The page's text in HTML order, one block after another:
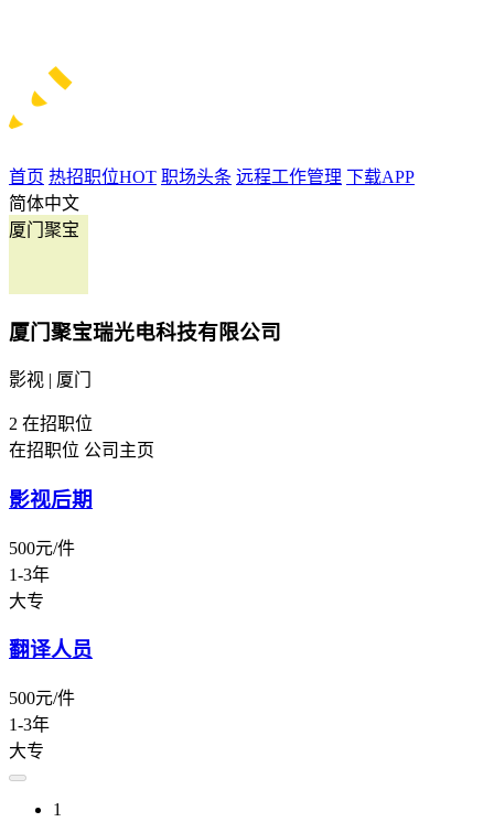
首页 热招职位HOT 职场头条 远程工作管理 下载APP
简体中文
厦门聚宝
厦门聚宝瑞光电科技有限公司
影视 | 厦门
2 在招职位
在招职位 公司主页
影视后期
500元/件
1-3年
大专
翻译人员
500元/件
1-3年
大专
1